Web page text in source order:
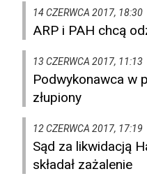
14 CZERWCA 2017, 18:30
ARP i PAH chcą
13 CZERWCA 2017, 11:13
Podwykonawca w
złupiony
12 CZERWCA 2017, 17:19
Sąd za likwidacją
składał zażalenie